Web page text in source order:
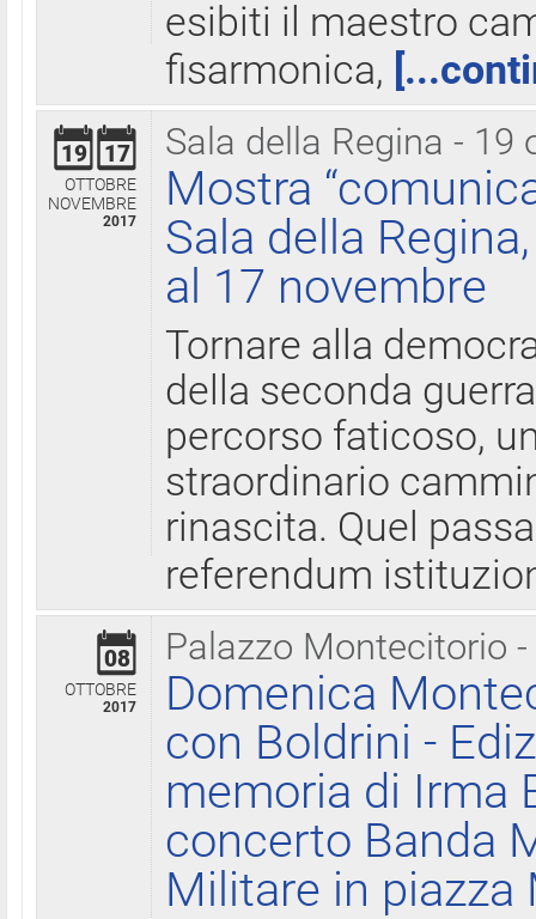
esibiti il maestro
fisarmonica,
Sala della Regina - 19
19 17
OTTOBRE
NOVEMBRE
2017
Mostra
Sala della
al 17 novembre
Tornare alla
della seconda
percorso faticoso,
straordinario
rinascita. Quel
referendum
Palazzo Montecitorio
08
OTTOBRE
2017
Domenica
con Boldrini -
memoria di Irma
concerto Banda
Militare in